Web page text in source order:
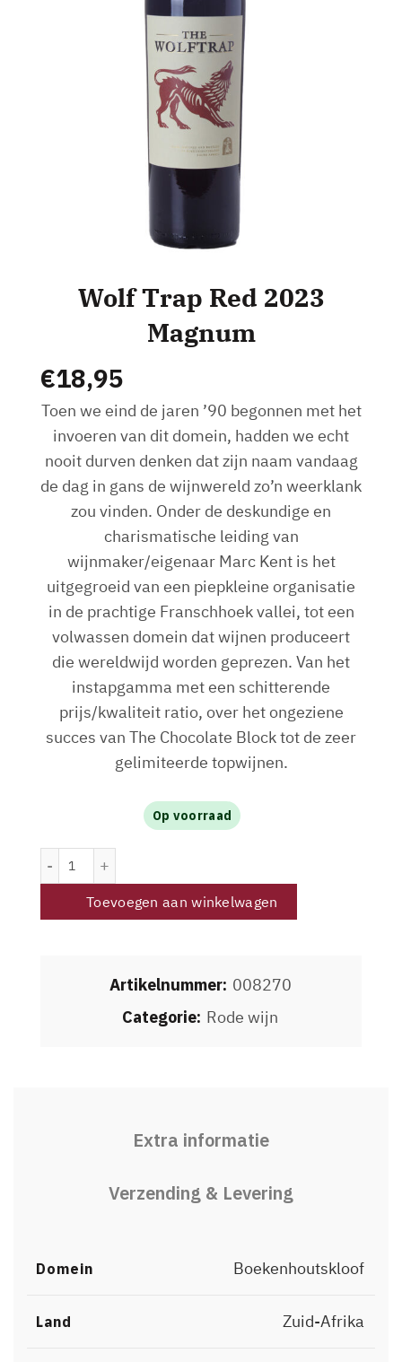
Wolf Trap Red 2023
Magnum
€18,95
Toen we eind de jaren ’90 begonnen met het
invoeren van dit domein, hadden we echt
nooit durven denken dat zijn naam vandaag
de dag in gans de wijnwereld zo’n weerklank
zou vinden. Onder de deskundige en
charismatische leiding van
wijnmaker/eigenaar Marc Kent is het
uitgegroeid van een piepkleine organisatie
in de prachtige Franschhoek vallei, tot een
volwassen domein dat wijnen produceert
die wereldwijd worden geprezen. Van het
instapgamma met een schitterende
prijs/kwaliteit ratio, over het ongeziene
succes van The Chocolate Block tot de zeer
gelimiteerde topwijnen.
Op voorraad
Toevoegen aan winkelwagen
Artikelnummer: 008270
Categorie: Rode wijn
Extra informatie
Verzending & Levering
Domein Boekenhoutskloof
Land Zuid-Afrika